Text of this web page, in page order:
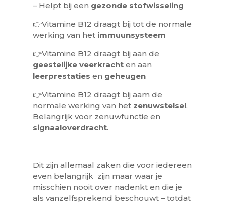
– Helpt bij een gezonde stofwisseling
👉Vitamine B12 draagt bij tot de normale
werking van het immuunsysteem
👉Vitamine B12 draagt bij aan de
geestelijke veerkrachten aan
leerprestaties en geheugen
👉Vitamine B12 draagt bij aam de
normale werking van het zenuwstelsel.
Belangrijk voor zenuwfunctie en
signaaloverdracht.
Dit zijn allemaal zaken die voor iedereen
even belangrijk zijn maar waar je
misschien nooit over nadenkt en die je
als vanzelfsprekend beschouwt – totdat